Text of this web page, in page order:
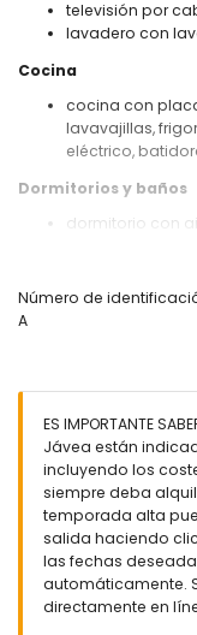
televisión por
lavadero con
Cocina
cocina con
lavavajillas,
eléctrico,
Dormitorios y baños
dormitorio con
(200 x 160 cm)
Exterior de la villa
parcela grande
piscina privada
maravilloso
de jardín con
3 terrazas, una
barbacoa
ducha exterior
zona de estar
Número de
A
ES IMPORTANTE
Jávea están
incluyendo los
siempre deba
temporada alta
salida haciendo
las fechas
automáticamente.
directamente en